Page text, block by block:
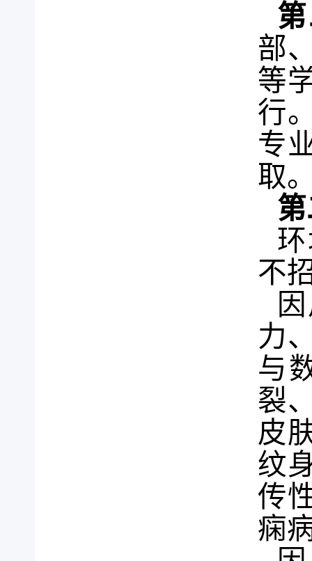
部
等
行
专
取
不
力
与
裂
皮
纹
传
痫